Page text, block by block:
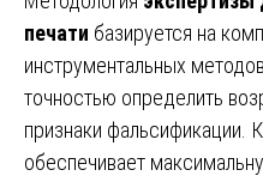
печати базируется на
инструментальных
точностью определить
признаки фальсификации.
обеспечивает